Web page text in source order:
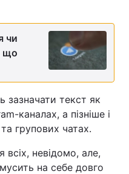
чи
що
зазначати текст як
каналах, а пізніше і
групових чатах.
невідомо, але,
на себе довго